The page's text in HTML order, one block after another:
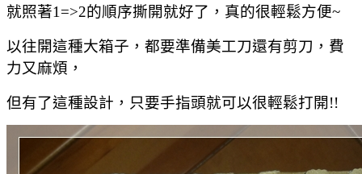
就照著1=>2的順序撕開就好了，真的很輕鬆方便~
以往開這種大箱子，都要準備美工刀還有剪刀，費
力又麻煩，
但有了這種設計，只要手指頭就可以很輕鬆打開!!